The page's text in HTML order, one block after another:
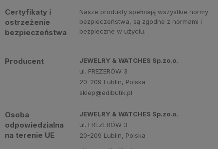
Certyfikaty i
ostrzeżenie
bezpieczeństwa
Nasze produkty spełniają wszystkie normy
bezpieczeństwa, są zgodne z normami i
bezpieczne w użyciu.
Producent
JEWELRY & WATCHES Sp.zo.o.
ul. FREZERÓW 3
20-209 Lublin, Polska
sklep@edibutik.pl
Osoba
odpowiedzialna
na terenie UE
JEWELRY & WATCHES Sp.zo.o.
ul. FREZERÓW 3
20-209 Lublin, Polska